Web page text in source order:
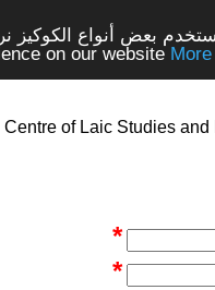
بعض أنواع الكوكيز
on our website
Centre of Laic Studies
*
*